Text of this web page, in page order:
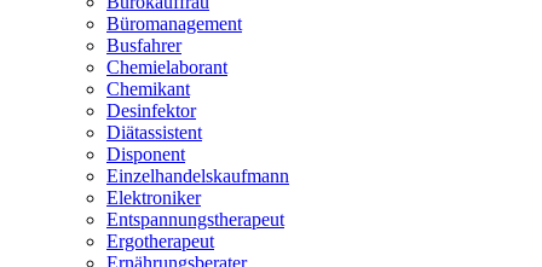
Büromanagement
Busfahrer
Chemielaborant
Chemikant
Desinfektor
Diätassistent
Disponent
Einzelhandelskaufmann
Elektroniker
Entspannungstherapeut
Ergotherapeut